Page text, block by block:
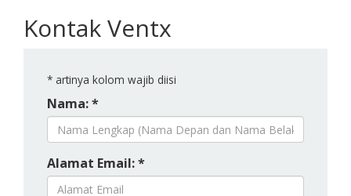
Kontak Ventx
* artinya kolom wajib diisi
Nama: *
Alamat Email: *